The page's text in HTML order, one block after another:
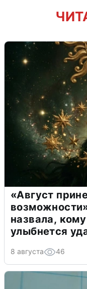
«Август
назвала,
улыбнется
8 августа 46